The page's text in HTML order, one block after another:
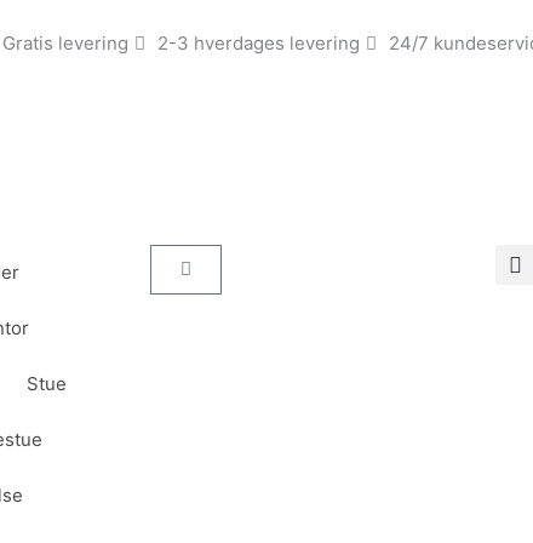
Gratis levering 2-3 hverdages levering 24/7
Stue
Kurv